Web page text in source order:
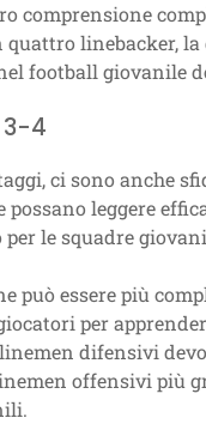
comprensione
quattro linebacker,
football giovanile
3-4
ci sono anche
leggere
le squadre
può essere più
per
difensivi
offensivi più